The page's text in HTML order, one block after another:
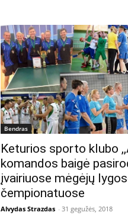
Bendras
Keturios sporto klubo
komandos baigė
įvairiuose mėgėjų
čempionatuose
Alvydas Strazdas - 31 gegužės, 2018